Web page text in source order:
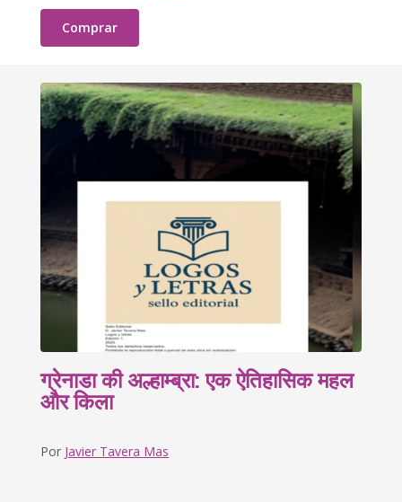
Comprar
ग्रेनाडा की अल्हाम्ब्रा: एक ऐतिहासिक महल
और किला
Por Javier Tavera Mas